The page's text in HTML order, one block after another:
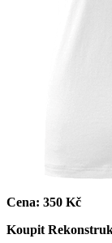
Cena: 350 Kč
Koupit